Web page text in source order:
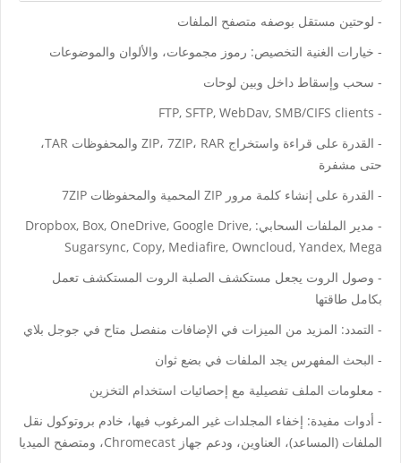
- لوحتين مستقل بوصفه متصفح الملفات
- خيارات الغنية التخصيص: رموز مجموعات، والألوان والموضوعات
- سحب وإسقاط داخل وبين لوحات
- FTP, SFTP, WebDav, SMB/CIFS clients
- القدرة على قراءة واستخراج ZIP، 7ZIP، RAR والمحفوظات TAR،
حتى مشفرة
- القدرة على إنشاء كلمة مرور ZIP المحمية والمحفوظات 7ZIP
- مدير الملفات السحابي: Dropbox, Box, OneDrive, Google Drive,
Sugarsync, Copy, Mediafire, Owncloud, Yandex, Mega
- وصول الروت يجعل مستكشف الصلبة الروت المستكشف تعمل
بكامل طاقتها
- التمدد: المزيد من الميزات في الإضافات منفصل متاح في جوجل بلاي
- البحث المفهرس يجد الملفات في بضع ثوان
- معلومات الملف تفصيلية مع إحصائيات استخدام التخزين
- أدوات مفيدة: إخفاء المجلدات غير المرغوب فيها، خادم بروتوكول نقل
الملفات (المساعد)، العناوين، ودعم جهاز Chromecast، ومتصفح الميديا